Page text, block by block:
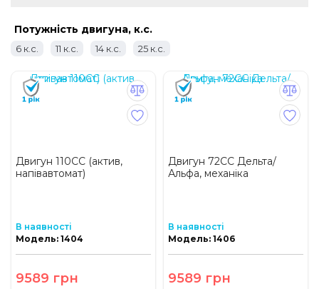
Потужність двигуна, к.с.
6 к.c. 11 к.c. 14 к.c. 25 к.c.
Двигун 110CC (актив,
напівавтомат)
В наявності
Модель: 1404
9589 грн
Двигун 72CC Дельта/
Альфа, механіка
В наявності
Модель: 1406
9589 грн